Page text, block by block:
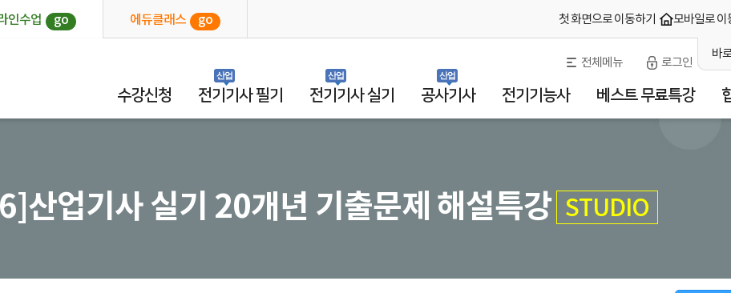
인수업 go 에듀클래스 go 첫 화면으로 이동하기 모바일로 이
바
전체메뉴 로그인
수강신청 전기기사 필기
산업
전기기사 실기
산업
공사기사
산업
전기기능사 베스트 무료특강
산업기사 실기 20개년 기출문제 해설특강 STUDIO